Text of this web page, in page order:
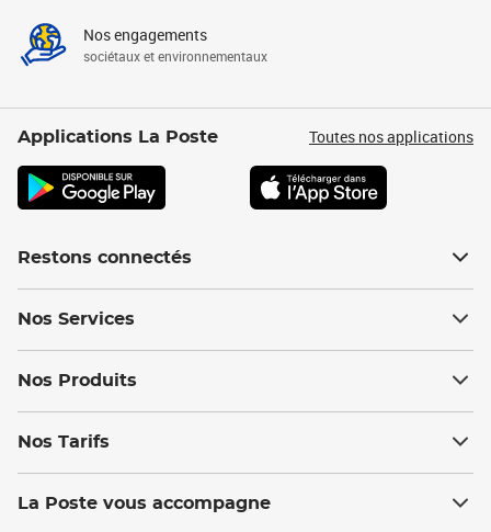
Nos engagements
sociétaux et environnementaux
Applications La Poste Toutes nos applications
Restons connectés
Nos Services
Nos Produits
Nos Tarifs
La Poste vous accompagne